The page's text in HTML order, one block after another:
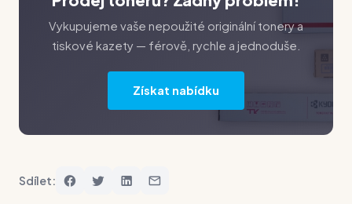
Vykupujeme vaše nepoužité originální tonery a
tiskové kazety — férově, rychle a jednoduše.
Získat nabídku
Sdílet: